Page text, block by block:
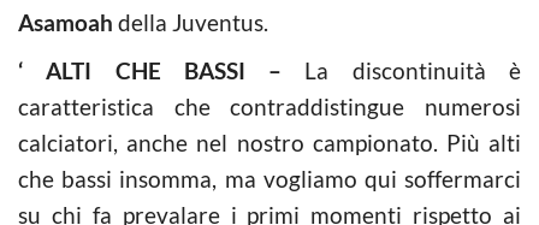
Asamoah della Juventus.
‘ ALTI CHE BASSI – La discontinuità è
caratteristica che contraddistingue numerosi
calciatori, anche nel nostro campionato. Più alti
che bassi insomma, ma vogliamo qui soffermarci
su chi fa prevalare i primi momenti rispetto ai